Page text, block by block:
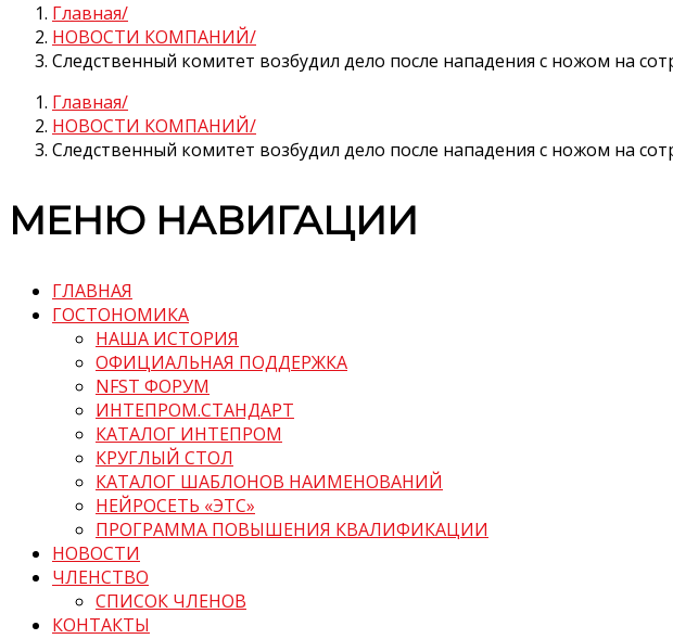
Главная
НОВОСТИ КОМПАНИЙ
Следственный комитет возбудил дело после нападения с ножом на
Главная
НОВОСТИ КОМПАНИЙ
Следственный комитет возбудил дело после нападения с ножом на
МЕНЮ НАВИГАЦИИ
ГЛАВНАЯ
ГОСТОНОМИКА
НАША ИСТОРИЯ
ОФИЦИАЛЬНАЯ ПОДДЕРЖКА
NFST ФОРУМ
ИНТЕПРОМ.СТАНДАРТ
КАТАЛОГ ИНТЕПРОМ
КРУГЛЫЙ СТОЛ
КАТАЛОГ ШАБЛОНОВ НАИМЕНОВАНИЙ
НЕЙРОСЕТЬ «ЭТС»
ПРОГРАММА ПОВЫШЕНИЯ КВАЛИФИКАЦИИ
НОВОСТИ
ЧЛЕНСТВО
СПИСОК ЧЛЕНОВ
КОНТАКТЫ